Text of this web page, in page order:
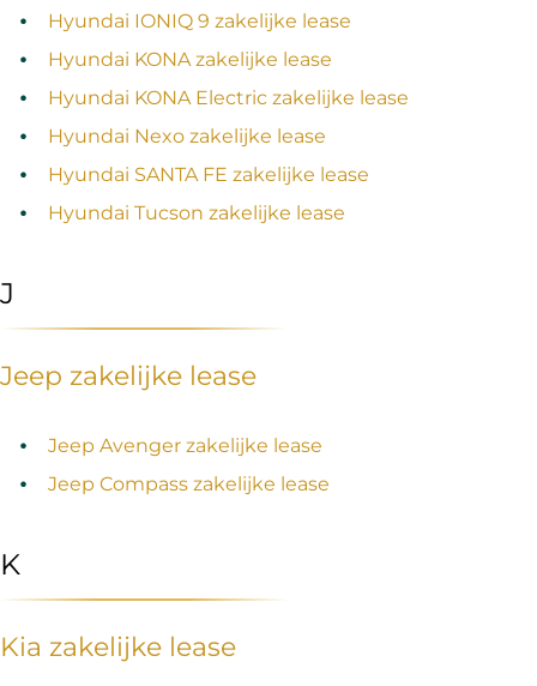
Hyundai IONIQ 9 zakelijke lease
Hyundai KONA zakelijke lease
Hyundai KONA Electric zakelijke lease
Hyundai Nexo zakelijke lease
Hyundai SANTA FE zakelijke lease
Hyundai Tucson zakelijke lease
J
Jeep zakelijke lease
Jeep Avenger zakelijke lease
Jeep Compass zakelijke lease
K
Kia zakelijke lease